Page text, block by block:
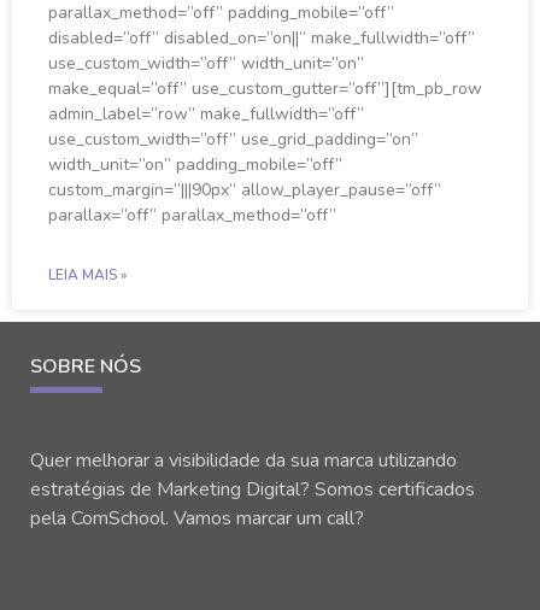
parallax_method=”off” padding_mobile=”off”
disabled=”off” disabled_on=”on||” make_fullwidth=”off”
use_custom_width=”off” width_unit=”on”
make_equal=”off” use_custom_gutter=”off”][tm_pb_row
admin_label=”row” make_fullwidth=”off”
use_custom_width=”off” use_grid_padding=”on”
width_unit=”on” padding_mobile=”off”
custom_margin=”|||90px” allow_player_pause=”off”
parallax=”off” parallax_method=”off”
LEIA MAIS »
SOBRE NÓS
Quer melhorar a visibilidade da sua marca utilizando
estratégias de Marketing Digital? Somos certificados
pela ComSchool. Vamos marcar um call?